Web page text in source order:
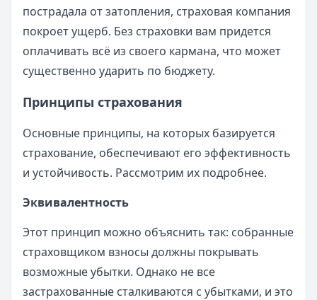
пострадала от затопления, страховая компания
покроет ущерб. Без страховки вам придется
оплачивать всё из своего кармана, что может
существенно ударить по бюджету.
Принципы страхования
Основные принципы, на которых базируется
страхование, обеспечивают его эффективность
и устойчивость. Рассмотрим их подробнее.
Эквивалентность
Этот принцип можно объяснить так: собранные
страховщиком взносы должны покрывать
возможные убытки. Однако не все
застрахованные сталкиваются с убытками, и это